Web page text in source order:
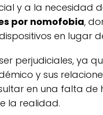
y a la necesidad
por nomofobia,
en lugar
perjudiciales, ya
y sus
en una falta de
la realidad.